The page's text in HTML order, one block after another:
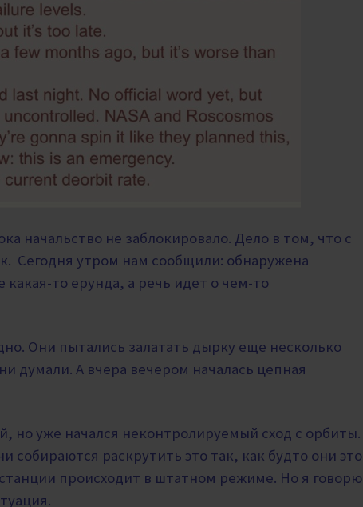
начальство не заблокировало. Дело в том, что с
Сегодня утром нам сообщили: обнаружена
какая-то ерунда, а речь идет о чем-то
Они пытались залатать дырку еще несколько
думали. А вчера вечером началась цепная
но уже начался неконтролируемый сход с орбиты.
собираются раскрутить это так, как будто они это
происходит в штатном режиме. Но я говорю